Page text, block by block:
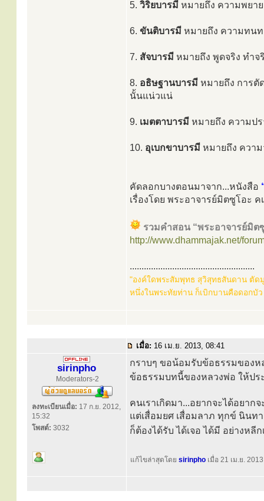
5. วิริยบารมี หมายถึง ความพยา
6. ขันติบารมี หมายถึง ความทน
7. สัจบารมี หมายถึง พูดจริง ทำจ
8. อธิษฐานบารมี หมายถึง การตั
นั้นแน่วแน่
9. เมตตาบารมี หมายถึง ความป
10. อุเบกขาบารมี หมายถึง ความ
คัดลอกบางตอนมาจาก...หนังสือ
เรื่องโดย พระอาจารย์มิตซูโอะ ค
รวมคำสอน “พระอาจารย์มิต
http://www.dhammajak.net/
.....................................................
"องค์ใดพระสัมพุทธ สุวิสุทธสันดาน ตัด
หนึ่งในพระทัยท่าน ก็เบิกบานคือดอกบั
เมื่อ: 16 เม.ย. 2013, 08:41
sirinpho
Moderators-2
ลงทะเบียนเมื่อ: 17 ก.ย. 2012,
15:32
โพสต์: 3032
กราบๆ ขอน้อมรับข้อธรรมของ
ข้อธรรมบทนี้ของหลวงพ่อ ให้ปร
คนเราเกิดมา...อยากจะได้อยาก
แต่เสื่อมยศ เสื่อมลาภ ทุกข์ นินท
ก็ต้องได้รับ ได้เจอ ได้มี อย่างหลี
แก้ไขล่าสุดโดย sirinpho เมื่อ 21 เม.ย.